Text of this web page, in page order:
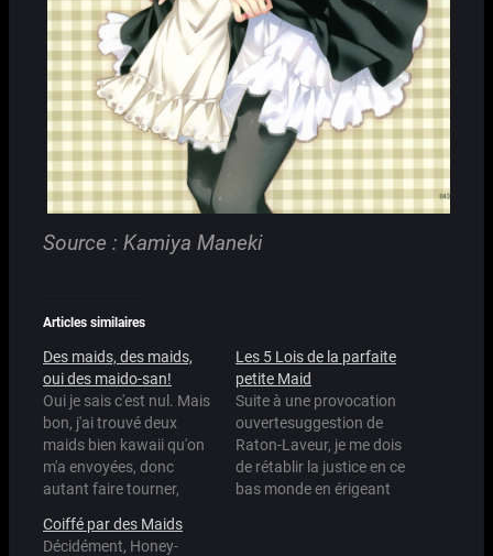
Source : Kamiya Maneki
Articles similaires
Des maids, des maids,
oui des maido-san!
Oui je sais c'est nul. Mais
bon, j'ai trouvé deux
maids bien kawaii qu'on
m'a envoyées, donc
autant faire tourner,
Les 5 Lois de la parfaite
petite Maid
Suite à une provocation
ouvertesuggestion de
Raton-Laveur, je me dois
de rétablir la justice en ce
bas monde en érigeant
Coiffé par des Maids
Décidément, Honey-